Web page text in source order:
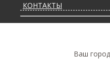
КОНТАКТЫ
ДОСТАВКА И ОПЛАТА
Ваш